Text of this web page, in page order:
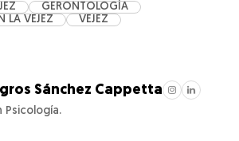
GERONTOLOGÍA
LA VEJEZ
VEJEZ
Sánchez Cappetta
Psicología.